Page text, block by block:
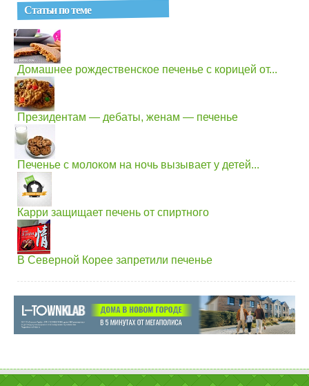
Статьи по теме
Домашнее рождественское печенье с корицей от...
Президентам — дебаты, женам — печенье
Печенье с молоком на ночь вызывает у детей...
Карри защищает печень от спиртного
В Северной Корее запретили печенье